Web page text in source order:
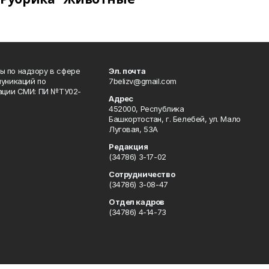
по надзору в сфере
по
СМИ: ПИ №ТУ02-
Эл. почта
7belizv@gmail.com
Адрес
452000, Республика
Башкортостан, г. Белебей, ул. Мало
Луговая, 53А
Редакция
(34786) 3-17-02
Сотрудничество
(34786) 3-08-47
Отдел кадров
(34786) 4-14-73